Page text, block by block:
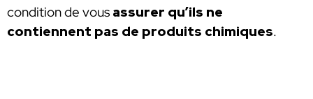
condition de vous assurer qu’ils ne
contiennent pas de produits chimiques.